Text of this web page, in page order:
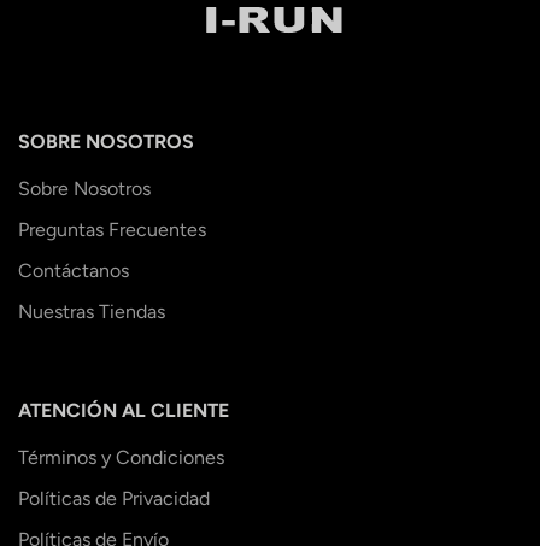
SOBRE NOSOTROS
Sobre Nosotros
Preguntas Frecuentes
Contáctanos
Nuestras Tiendas
ATENCIÓN AL CLIENTE
Términos y Condiciones
Políticas de Privacidad
Políticas de Envío